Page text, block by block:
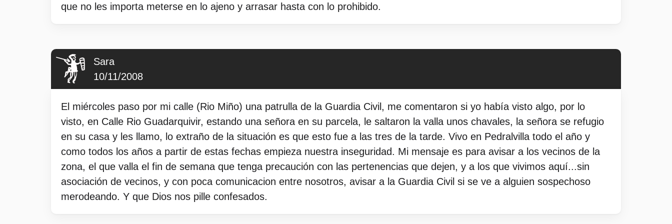
que no les importa meterse en lo ajeno y arrasar hasta con lo prohibido.
Sara
10/11/2008
El miércoles paso por mi calle (Rio Miño) una patrulla de la Guardia Civil, me comentaron si yo había visto algo, por lo
visto, en Calle Rio Guadarquivir, estando una señora en su parcela, le saltaron la valla unos chavales, la señora se refugio
en su casa y les llamo, lo extraño de la situación es que esto fue a las tres de la tarde. Vivo en Pedralvilla todo el año y
como todos los años a partir de estas fechas empieza nuestra inseguridad. Mi mensaje es para avisar a los vecinos de la
zona, el que valla el fin de semana que tenga precaución con las pertenencias que dejen, y a los que vivimos aquí...sin
asociación de vecinos, y con poca comunicacion entre nosotros, avisar a la Guardia Civil si se ve a alguien sospechoso
merodeando. Y que Dios nos pille confesados.